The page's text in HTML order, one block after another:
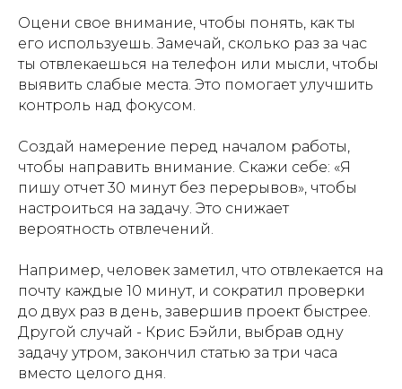
Оцени свое внимание, чтобы понять, как ты
его используешь. Замечай, сколько раз за час
ты отвлекаешься на телефон или мысли, чтобы
выявить слабые места. Это помогает улучшить
контроль над фокусом.
Создай намерение перед началом работы,
чтобы направить внимание. Скажи себе: «Я
пишу отчет 30 минут без перерывов», чтобы
настроиться на задачу. Это снижает
вероятность отвлечений.
Например, человек заметил, что отвлекается на
почту каждые 10 минут, и сократил проверки
до двух раз в день, завершив проект быстрее.
Другой случай - Крис Бэйли, выбрав одну
задачу утром, закончил статью за три часа
вместо целого дня.